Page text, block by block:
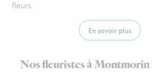
fleurs.
En savoir plus
Nos fleuristes à